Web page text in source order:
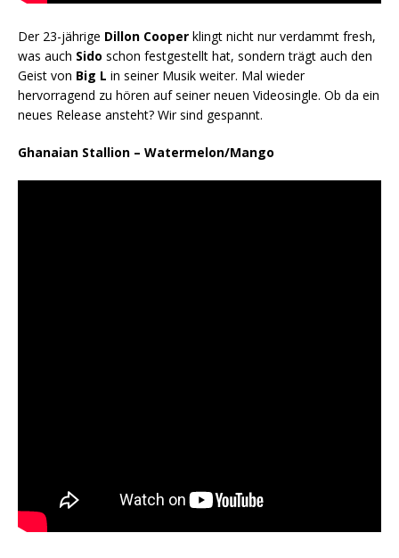
Der 23-jährige Dillon Cooper klingt nicht nur verdammt fresh,
was auch Sido schon festgestellt hat, sondern trägt auch den
Geist von Big L in seiner Musik weiter. Mal wieder
hervorragend zu hören auf seiner neuen Videosingle. Ob da ein
neues Release ansteht? Wir sind gespannt.
Ghanaian Stallion – Watermelon/Mango